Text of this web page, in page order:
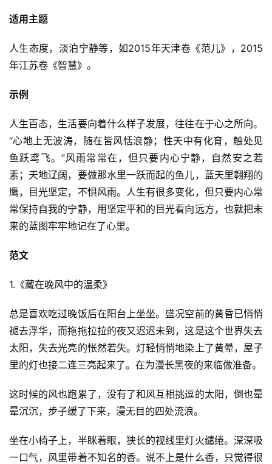
适用主题
人生态度，淡泊宁静等，如2015年天津卷《范儿》，2015
年江苏卷《智慧》。
示例
人生百态，生活要向着什么样子发展，往往在于心之所向。
“心地上无波涛，随在皆风恬浪静；性天中有化育，触处见
鱼跃鸢飞。”风雨常常在，但只要内心宁静，自然安之若
素；天地辽阔，要做那水里一跃而起的鱼儿，蓝天里翱翔的
鹰，目光坚定，不惧风雨。人生有很多变化，但只要内心常
常保持自我的宁静，用坚定平和的目光看向远方，也就把未
来的蓝图牢牢地记在了心里。
范文
1.《藏在晚风中的温柔》
总是喜欢吃过晚饭后在阳台上坐坐。盛况空前的黄昏已悄悄
褪去浮华，而拖拖拉拉的夜又迟迟未到，这是这个世界失去
太阳，失去光亮的怅然若失。灯轻悄悄地染上了黄晕，屋子
里的灯也接二连三亮起来了。在为漫长黑夜的来临做准备。
这时候的风也跑累了，没有了和风互相挑逗的太阳，倒也晕
晕沉沉，步子缓了下来，漫无目的四处流浪。
坐在小椅子上，半眯着眼，狭长的视线里灯火缱绻。深深吸
一口气，风里带着不知名的香。说不上是什么香，只觉得很